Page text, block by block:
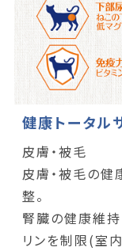
健康トータル
皮膚・被毛
皮膚・被毛の健
整。
腎臓の健康維持
リンを制限(室